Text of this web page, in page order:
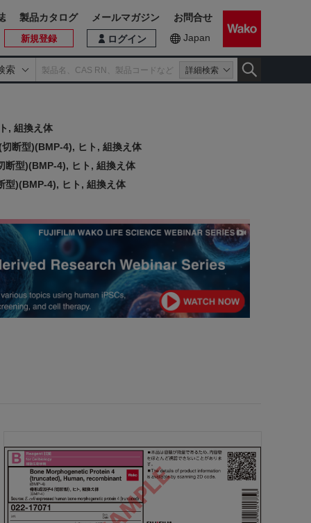
索 詳細検索
ログイン
新規登録 Japan
製品カタログ メールマガジン お問合せ
, 組換え体
断型)(BMP-4), ヒト, 組換え体
断型)(BMP-4), ヒト, 組換え体
型)(BMP-4), ヒト, 組換え体